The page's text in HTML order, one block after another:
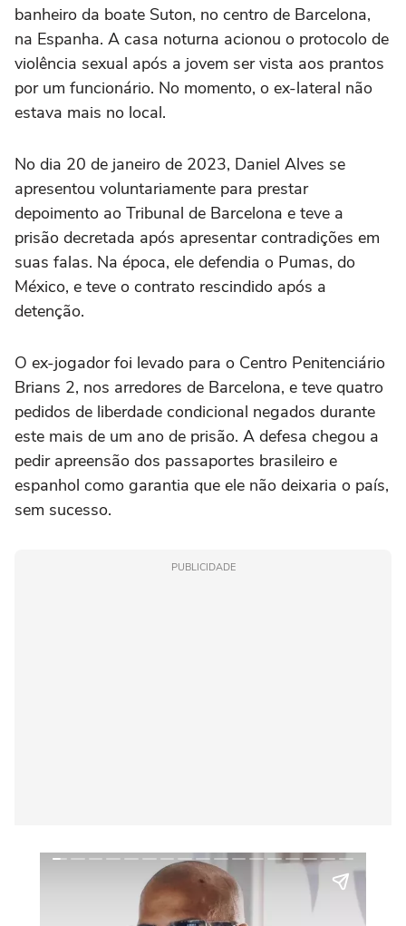
banheiro da boate Suton, no centro de Barcelona,
na Espanha. A casa noturna acionou o protocolo de
violência sexual após a jovem ser vista aos prantos
por um funcionário. No momento, o ex-lateral não
estava mais no local.
No dia 20 de janeiro de 2023, Daniel Alves se
apresentou voluntariamente para prestar
depoimento ao Tribunal de Barcelona e teve a
prisão decretada após apresentar contradições em
suas falas. Na época, ele defendia o Pumas, do
México, e teve o contrato rescindido após a
detenção.
O ex-jogador foi levado para o Centro Penitenciário
Brians 2, nos arredores de Barcelona, e teve quatro
pedidos de liberdade condicional negados durante
este mais de um ano de prisão. A defesa chegou a
pedir apreensão dos passaportes brasileiro e
espanhol como garantia que ele não deixaria o país,
sem sucesso.
PUBLICIDADE